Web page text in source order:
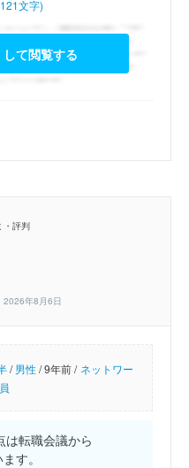
文字)
て閲覧する
・評判
2026年8月6日
/男性/9年前 / ネットワー
転職会議から
す。